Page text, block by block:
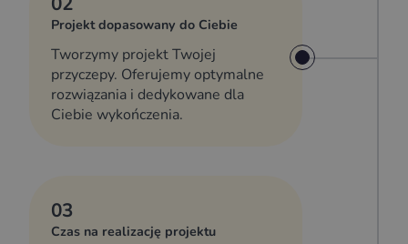
Projekt dopasowany do Ciebie
Tworzymy projekt Twojej
przyczepy. Oferujemy optymalne
rozwiązania i dedykowane dla
Ciebie wykończenia.
03
Czas na realizację projektu